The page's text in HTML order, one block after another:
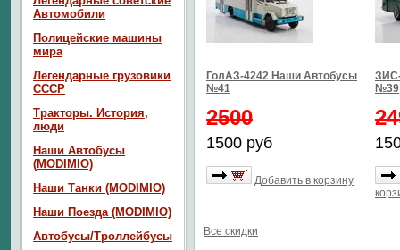
ГолАЗ-4242 Наши Автобусы
№41
2500
1500 руб
Добавить в корзину
№39
Все скидки
Автомобили
Полицейские машины
мира
Легендарные грузовики
СССР
Тракторы. История,
люди
Наши Автобусы
(MODIMIO)
Наши Танки (MODIMIO)
Наши Поезда (MODIMIO)
Автобусы/Троллейбусы